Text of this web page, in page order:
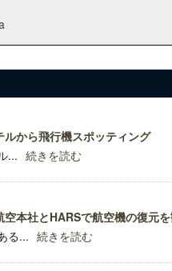
ルから飛行機スポッティング
... 続きを読む
本社とHARSで航空機の復元
る... 続きを読む